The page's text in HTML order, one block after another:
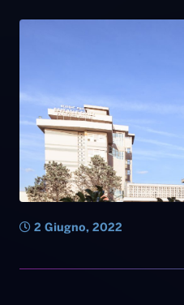
2 Giugno, 2022